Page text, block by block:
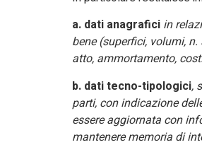
a. dati anagrafici in
bene (superfici, volumi,
atto, ammortamento,
b. dati tecno-tipologici,
parti, con indicazione
essere aggiornata con
mantenere memoria di